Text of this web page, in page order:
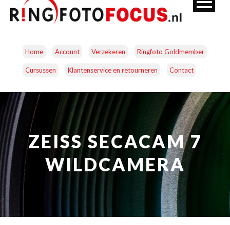
Home Account Verzekeren Ringfoto Goldmember
Cursussen Klantenservice en retourneren Contact
CAMERA’S OBJECTIEVEN ACCESSOIRES
NATUUROBSERVATIE MEDIA EN ENERGIE
STUDIOFOTOGRAFIE OCCASIONS
ZEISS SECACAM 7
WILDCAMERA